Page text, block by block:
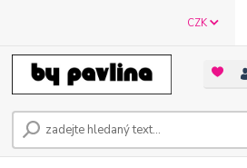
CZK